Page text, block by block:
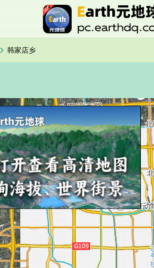
chevron_right 韩家店乡
图加载中，请稍候...